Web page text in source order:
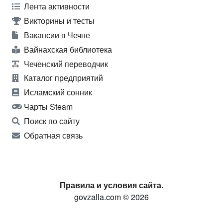
Лента активности
Викторины и тесты
Вакансии в Чечне
Вайнахская библиотека
Чеченский переводчик
Каталог предприятий
Исламский сонник
Чарты Steam
Поиск по сайту
Обратная связь
Правила и условия сайта.
govzalla.com © 2026